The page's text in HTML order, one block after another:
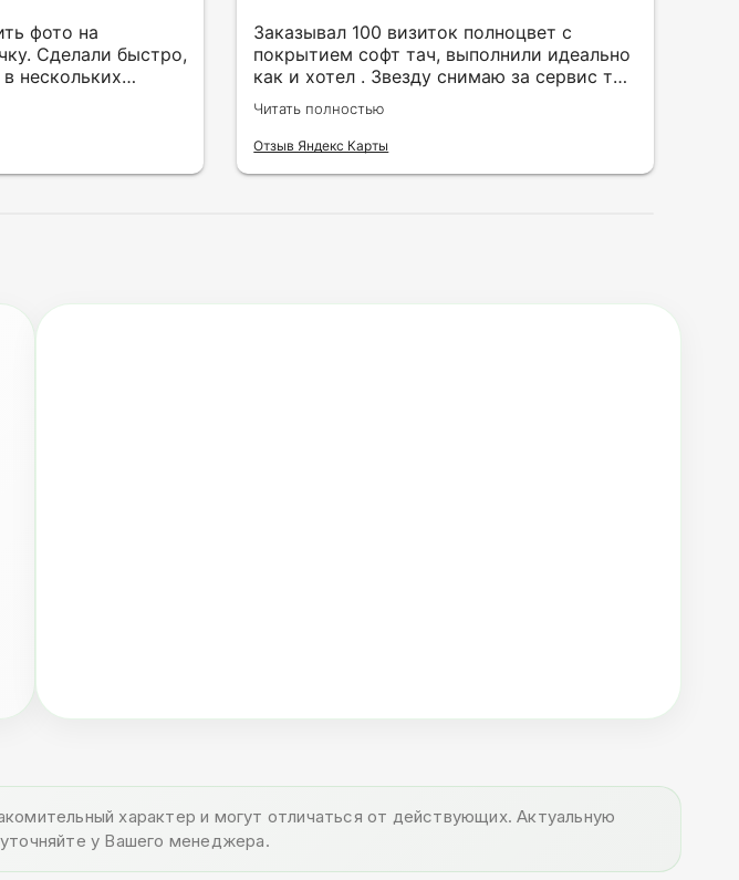
фото на
Сделали быстро,
нескольких
Заказывал 100 визиток полноцвет с
покрытием софт тач, выполнили идеально
как и хотел . Звезду снимаю за сервис так
как в первый день приехал за 30 мин до
закрытия а на месте никого не было.
Читать полностью
Отзыв Яндекс Карты
характер и могут отличаться от действующих. Актуальную
у Вашего менеджера.